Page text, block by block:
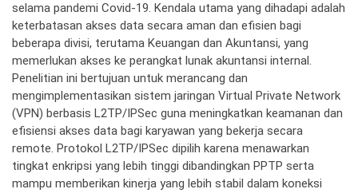
selama pandemi Covid-19. Kendala utama yang dihadapi adalah
keterbatasan akses data secara aman dan efisien bagi
beberapa divisi, terutama Keuangan dan Akuntansi, yang
memerlukan akses ke perangkat lunak akuntansi internal.
Penelitian ini bertujuan untuk merancang dan
mengimplementasikan sistem jaringan Virtual Private Network
(VPN) berbasis L2TP/IPSec guna meningkatkan keamanan dan
efisiensi akses data bagi karyawan yang bekerja secara
remote. Protokol L2TP/IPSec dipilih karena menawarkan
tingkat enkripsi yang lebih tinggi dibandingkan PPTP serta
mampu memberikan kinerja yang lebih stabil dalam koneksi